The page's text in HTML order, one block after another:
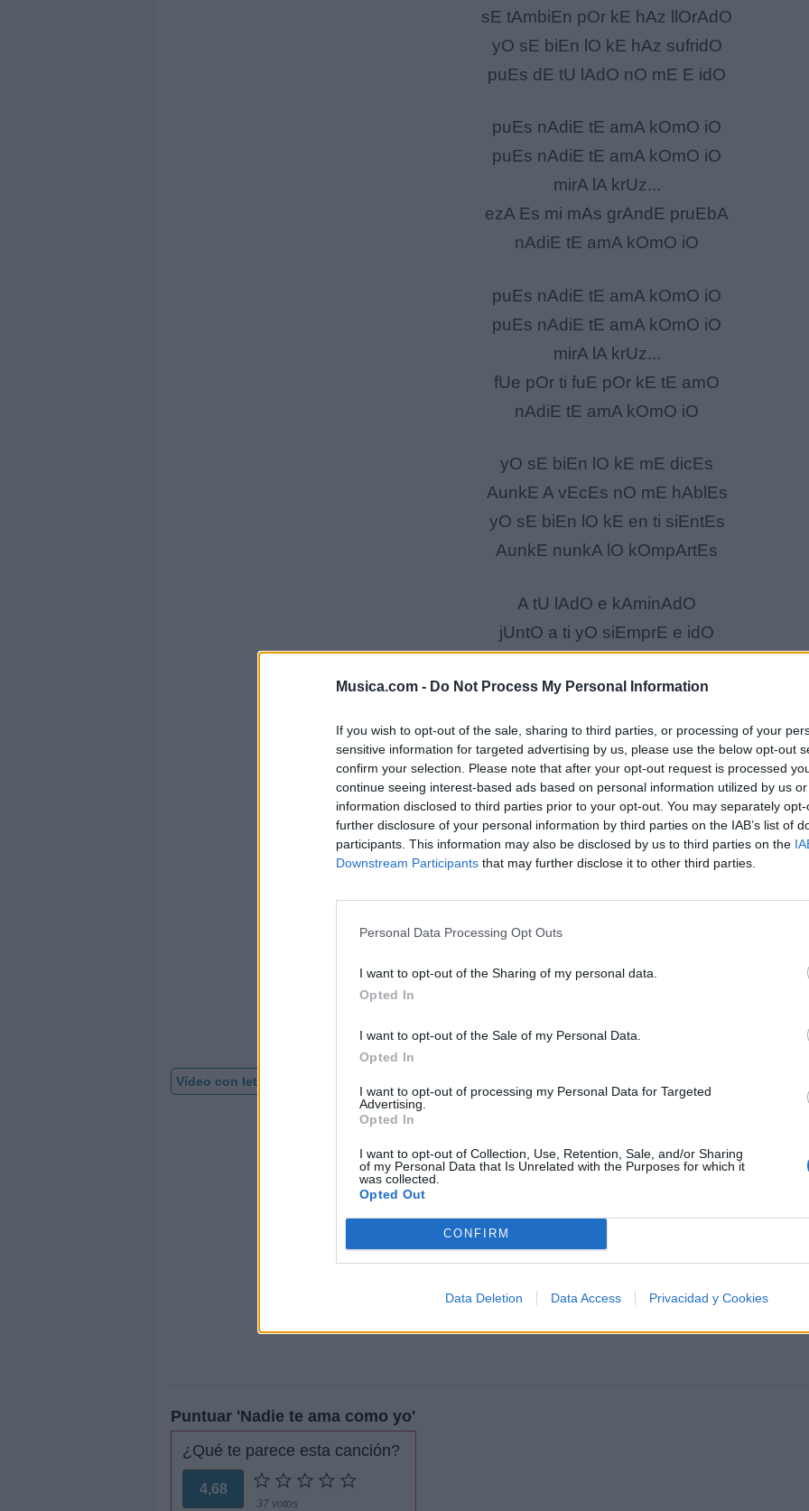
Musica.com - Do Not Process My Personal Information
If you wish to opt-out of the sale, sharing to third parties, or processing of your
sensitive information for targeted advertising by us, please use the below opt-out
confirm your selection. Please note that after your opt-out request is processed
continue seeing interest-based ads based on personal information utilized by us
information disclosed to third parties prior to your opt-out. You may separately
further disclosure of your personal information by third parties on the IAB’s list of
participants. This information may also be disclosed by us to third parties on the
Downstream Participants that may further disclose it to other third parties.
Personal Data Processing Opt Outs
I want to opt-out of the Sharing of my personal data.
Opted In
I want to opt-out of the Sale of my Personal Data.
Opted In
I want to opt-out of processing my Personal Data for Targeted
Advertising.
Opted In
I want to opt-out of Collection, Use, Retention, Sale, and/or Sharing
of my Personal Data that Is Unrelated with the Purposes for which it
was collected.
Opted Out
CONFIRM
Data Deletion Data Access Privacidad y Cookies
sE tAmbiEn pOr kE hAz llOrAdO
yO sE biEn lO kE hAz sufridO
puEs dE tU lAdO nO mE E idO
puEs nAdiE tE amA kOmO iO
puEs nAdiE tE amA kOmO iO
mirA lA krUz...
ezA Es mi mAs grAndE pruEbA
nAdiE tE amA kOmO iO
puEs nAdiE tE amA kOmO iO
puEs nAdiE tE amA kOmO iO
mirA lA krUz...
fUe pOr ti fuE pOr kE tE amO
nAdiE tE amA kOmO iO
yO sE biEn lO kE mE dicEs
AunkE A vEcEs nO mE hAblEs
yO sE biEn lO kE en ti siEntEs
AunkE nunkA lO kOmpArtEs
A tU lAdO e kAminAdO
jUntO a ti yO siEmprE e idO
yO E sidO tU mEjOr AmigO
puEs nAdiE tE amA kOmO iO
puEs nAdiE tE amA kOmO iO
mirA lA krUz...
ezA Es mi mAs grAndE pruEbA
nAdiE tE amA kOmO iO
puEs nAdiE tE amA kOmO iO
mirA lA krUz...
nAdiE tE amA kOmO iO
Vídeo con letra
Puntuar 'Nadie te ama como yo'
¿Qué te parece esta canción?
4,68
37 votos